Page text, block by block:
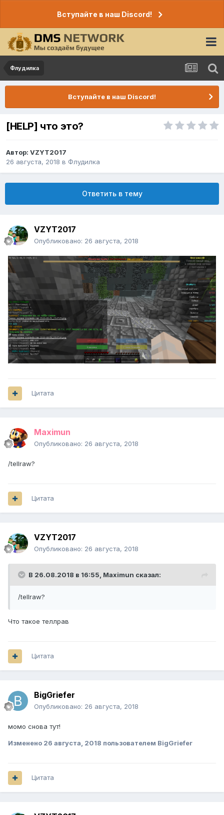
Вступайте в наш Discord!
Флудилка
Вступайте в наш Discord!
[HELP] что это?
Автор: VZYT2017
26 августа, 2018 в Флудилка
Ответить в тему
VZYT2017
Опубликовано: 26 августа, 2018
Цитата
Maximun
Опубликовано: 26 августа, 2018
/tellraw?
Цитата
VZYT2017
Опубликовано: 26 августа, 2018
В 26.08.2018 в 16:55, Maximun сказал:
/tellraw?
Что такое теллрав
Цитата
BigGriefer
Опубликовано: 26 августа, 2018
момо снова тут!
Изменено 26 августа, 2018 пользователем BigGriefer
Цитата